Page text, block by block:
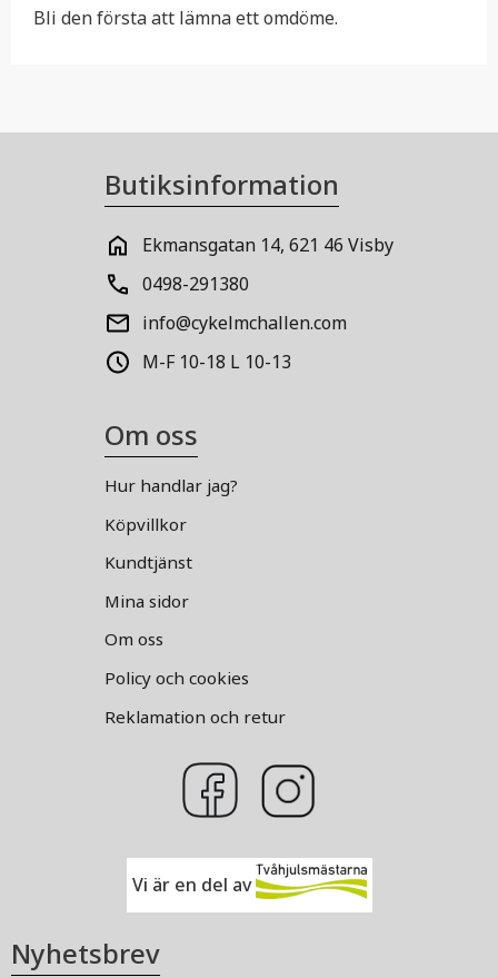
Bli den första att lämna ett omdöme.
Butiksinformation
Ekmansgatan 14, 621 46 Visby
0498-291380
info@cykelmchallen.com
M-F 10-18 L 10-13
Om oss
Hur handlar jag?
Köpvillkor
Kundtjänst
Mina sidor
Om oss
Policy och cookies
Reklamation och retur
Vi är en del av
Nyhetsbrev